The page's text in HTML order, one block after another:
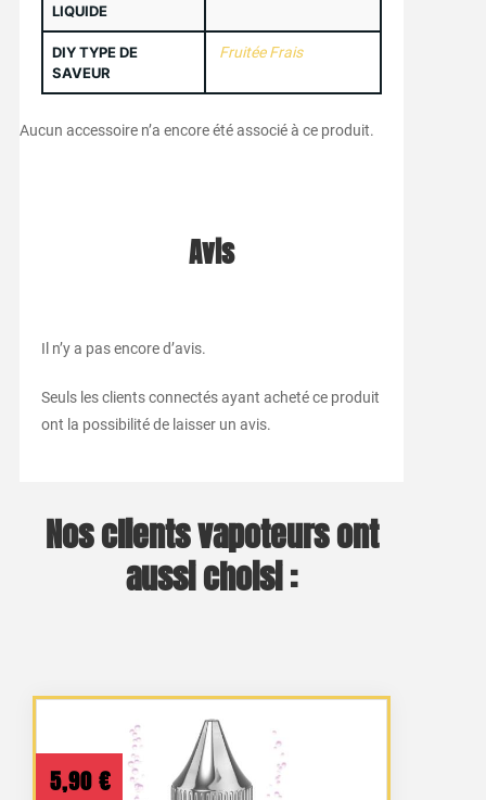
LIQUIDE
DIY TYPE DE
SAVEUR
Fruitée Frais
Aucun accessoire n’a encore été associé à ce produit.
Avis
Il n’y a pas encore d’avis.
Seuls les clients connectés ayant acheté ce produit
ont la possibilité de laisser un avis.
Nos clients vapoteurs ont
aussi choisi :
5,90 €